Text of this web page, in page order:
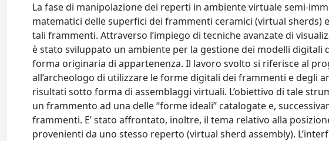
La fase di manipolazione dei reperti in ambiente virtuale semi-
matematici delle superfici dei frammenti ceramici (virtual
tali frammenti. Attraverso l’impiego di tecniche avanzate di
è stato sviluppato un ambiente per la gestione dei modelli digitali
forma originaria di appartenenza. Il lavoro svolto si riferisce al
all’archeologo di utilizzare le forme digitali dei frammenti e degli
risultati sotto forma di assemblaggi virtuali. L’obiettivo di tale
un frammento ad una delle “forme ideali” catalogate e,
frammenti. E’ stato affrontato, inoltre, il tema relativo alla
provenienti da uno stesso reperto (virtual sherd assembly).